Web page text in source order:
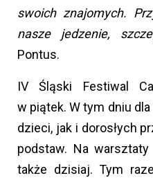
swoich znajomych.
nasze jedzenie,
Pontus.
IV Śląski Festiwal
w piątek. W tym dniu
dzieci, jak i dorosłych
podstaw. Na warsztaty
także dzisiaj. Tym